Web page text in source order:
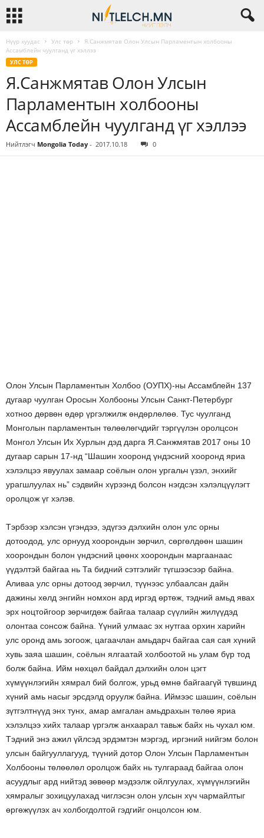
Нүүр хуудас Улс төр
Я.Санжмятав Олон Улсын Парламентын холбооны
Ассамблейн чуулганд үг хэллээ
УЛС ТӨР
Я.Санжмятав Олон Улсын
Парламентын холбооны
Ассамблейн чуулганд үг хэллээ
Нийтлэгч Mongolia Today - 2017.10.18 0
Олон Улсын Парламентын Холбоо (ОУПХ)-ны Ассамблейн 137
дугаар чуулган Оросын Холбооны Улсын Санкт-Петербург
хотноо дөрвөн өдөр үргэлжилж өндөрлөлөө. Тус чуулганд
Монголын парламентын төлөөлөгчдийг тэргүүлэн оролцсон
Монгол Улсын Их Хурлын дэд дарга Я.Санжмятав 2017 оны 10
дугаар сарын 17-нд “Шашин хооронд үндэсний хооронд яриа
хэлэлцээ явуулах замаар соёлын олон ургальч үзэл, энхийг
урагшлуулах нь” сэдвийн хүрээнд болсон нэгдсэн хэлэлцүүлэгт
оролцож үг хэлэв.
Тэрбээр хэлсэн үгэндээ, эдүгээ дэлхийн олон улс орны
дотоодод, улс орнууд хоорондын зөрчил, сөргөлдөөн шашин
хоорондын болон үндэсний цөөнх хоорондын маргаанаас
үүдэлтэй байгаа нь Та бидний сэтгэлийг түгшээсээр байна.
Аливаа улс орны дотоод зөрчил, түүнээс улбаалсан дайн
дажины хөлд энгийн номхон ард иргэд өртөж, тэдний амьд явах
эрх ноцтойгоор зөрчигдөж байгаа талаар сүүлийн жилүүдэд
олонтаа сонсож байна. Үүний улмаас эх нутгаа орхин харийн
улс оронд амь зогоож, цагаачлан амьдарч байгаа сая сая хүний
хувь заяа шашин, соёлын ялгаатай холбоотой нь улам бүр тод
болж байна. Ийм нөхцөл байдал дэлхийн олон цэгт
хүмүүнлэгийн хямрал бий болгож, урьд өмнө байгаагүй түвшинд
хүний амь насыг эрсдэлд оруулж байна. Иймээс шашин, соёлын
зүтгэлтнүүд энх тунх, амар амгалан амьдрахын төлөө яриа
хэлэлцээ хийх талаар үргэлж анхаарал тавьж байх нь чухал юм.
Тэдний энэ ажил үйлсэд эрдэмтэн мэргэд, иргэний нийгэм болон
улсын байгууллагууд, түүний дотор Олон Улсын Парламентын
Холбооны төлөөлөл оролцож байх нь тулгараад байгаа олон
асуудлыг ард нийтэд зөвөөр мэдээлж ойлгуулах, хүмүүнлэгийн
хямралыг зохицуулахад чиглэсэн олон улсын хүч чармайлтыг
өргөжүүлэх ач холбогдолтой гэдгийг онцолсон юм.